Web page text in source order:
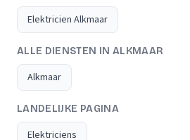
Elektricien Alkmaar
ALLE DIENSTEN IN ALKMAAR
Alkmaar
LANDELIJKE PAGINA
Elektriciens